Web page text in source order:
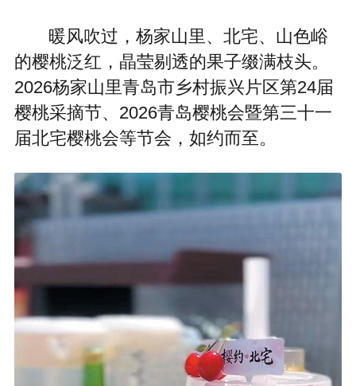
暖风吹过，杨家山里、北宅、山色峪
的樱桃泛红，晶莹剔透的果子缀满枝头。
2026杨家山里青岛市乡村振兴片区第24届
樱桃采摘节、2026青岛樱桃会暨第三十一
届北宅樱桃会等节会，如约而至。